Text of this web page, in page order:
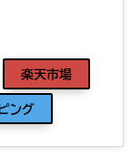
楽天市場
ング